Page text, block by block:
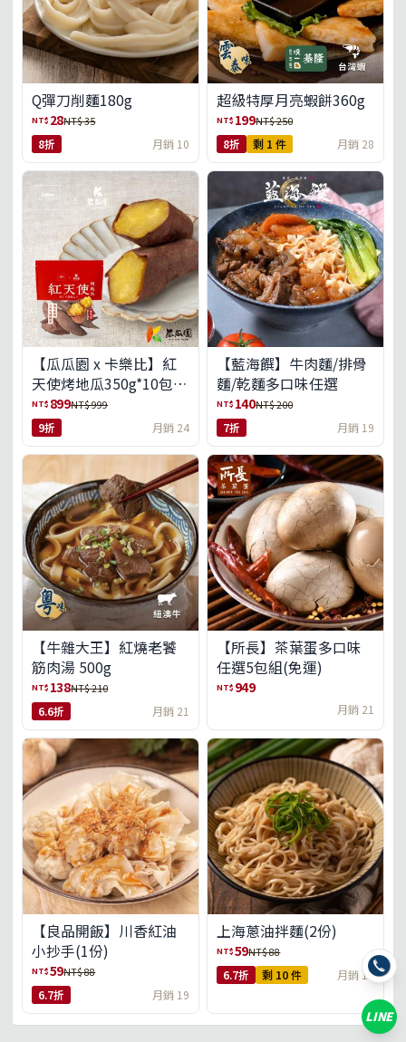
Q彈刀削麵180g
NT$ 28NT$ 35
8折 月銷 10
超級特厚月亮蝦餅360g
NT$ 199NT$ 250
8折 剩 1 件 月銷 28
【瓜瓜園 x 卡樂比】紅
天使烤地瓜350g*10包
(免運組)
NT$ 899NT$ 999
9折 月銷 24
【藍海饌】牛肉麵/排骨
麵/乾麵多口味任選
NT$ 140NT$ 200
7折 月銷 19
【牛雜大王】紅燒老饕
筋肉湯 500g
NT$ 138NT$ 210
6.6折 月銷 21
【所長】茶葉蛋多口味
任選5包組(免運)
NT$ 949
月銷 21
【良品開飯】川香紅油
小抄手(1份)
NT$59NT$ 88
6.7折 月銷 19
上海蔥油拌麵(2份)
NT$59NT$ 88
6.7折 剩 10 件 月銷 18
LINE